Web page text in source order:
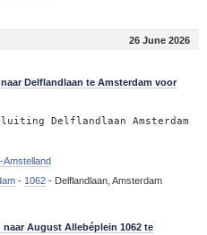
26 June 2026
Delflandlaan te Amsterdam voor
Delflandlaan Amsterdam
Amstelland
- 1062- Delflandlaan, Amsterdam
August Allebéplein 1062 te